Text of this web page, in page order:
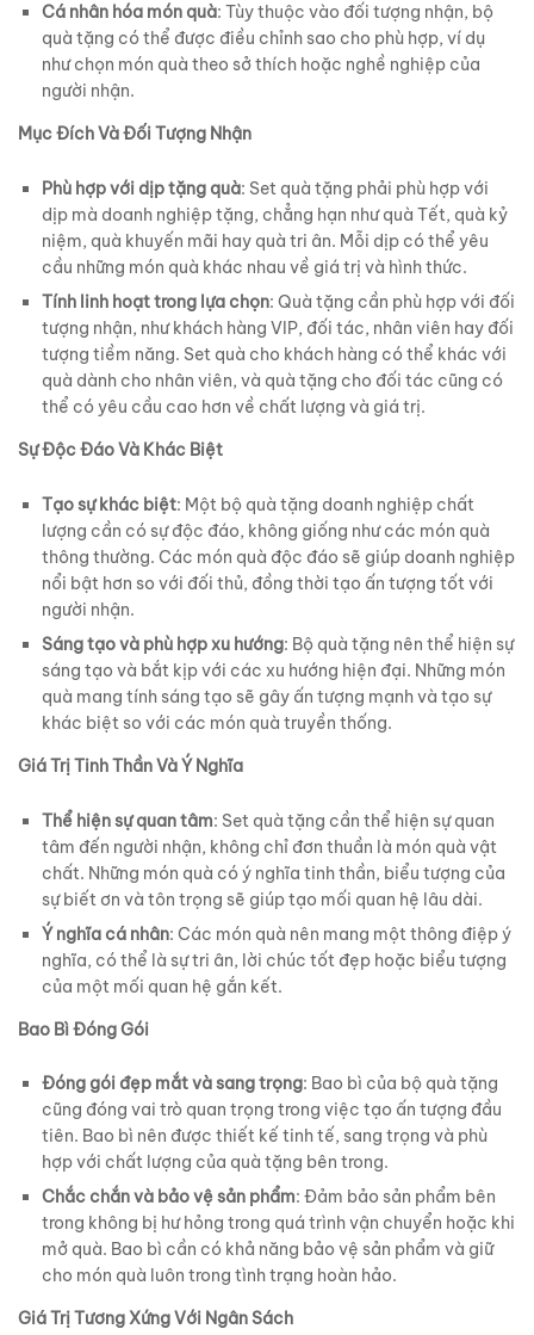
Cá nhân hóa món quà: Tùy thuộc vào đối tượng nhận, bộ
quà tặng có thể được điều chỉnh sao cho phù hợp, ví dụ
như chọn món quà theo sở thích hoặc nghề nghiệp của
người nhận.
Mục Đích Và Đối Tượng Nhận
Phù hợp với dịp tặng quà: Set quà tặng phải phù hợp với
dịp mà doanh nghiệp tặng, chẳng hạn như quà Tết, quà kỷ
niệm, quà khuyến mãi hay quà tri ân. Mỗi dịp có thể yêu
cầu những món quà khác nhau về giá trị và hình thức.
Tính linh hoạt trong lựa chọn: Quà tặng cần phù hợp với đối
tượng nhận, như khách hàng VIP, đối tác, nhân viên hay đối
tượng tiềm năng. Set quà cho khách hàng có thể khác với
quà dành cho nhân viên, và quà tặng cho đối tác cũng có
thể có yêu cầu cao hơn về chất lượng và giá trị.
Sự Độc Đáo Và Khác Biệt
Tạo sự khác biệt: Một bộ quà tặng doanh nghiệp chất
lượng cần có sự độc đáo, không giống như các món quà
thông thường. Các món quà độc đáo sẽ giúp doanh nghiệp
nổi bật hơn so với đối thủ, đồng thời tạo ấn tượng tốt với
người nhận.
Sáng tạo và phù hợp xu hướng: Bộ quà tặng nên thể hiện sự
sáng tạo và bắt kịp với các xu hướng hiện đại. Những món
quà mang tính sáng tạo sẽ gây ấn tượng mạnh và tạo sự
khác biệt so với các món quà truyền thống.
Giá Trị Tinh Thần Và Ý Nghĩa
Thể hiện sự quan tâm: Set quà tặng cần thể hiện sự quan
tâm đến người nhận, không chỉ đơn thuần là món quà vật
chất. Những món quà có ý nghĩa tinh thần, biểu tượng của
sự biết ơn và tôn trọng sẽ giúp tạo mối quan hệ lâu dài.
Ý nghĩa cá nhân: Các món quà nên mang một thông điệp ý
nghĩa, có thể là sự tri ân, lời chúc tốt đẹp hoặc biểu tượng
của một mối quan hệ gắn kết.
Bao Bì Đóng Gói
Đóng gói đẹp mắt và sang trọng: Bao bì của bộ quà tặng
cũng đóng vai trò quan trọng trong việc tạo ấn tượng đầu
tiên. Bao bì nên được thiết kế tinh tế, sang trọng và phù
hợp với chất lượng của quà tặng bên trong.
Chắc chắn và bảo vệ sản phẩm: Đảm bảo sản phẩm bên
trong không bị hư hỏng trong quá trình vận chuyển hoặc khi
mở quà. Bao bì cần có khả năng bảo vệ sản phẩm và giữ
cho món quà luôn trong tình trạng hoàn hảo.
Giá Trị Tương Xứng Với Ngân Sách